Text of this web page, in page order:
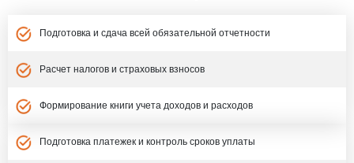
Подготовка и сдача всей обязательной отчетности
Расчет налогов и страховых взносов
Формирование книги учета доходов и расходов
Подготовка платежек и контроль сроков уплаты